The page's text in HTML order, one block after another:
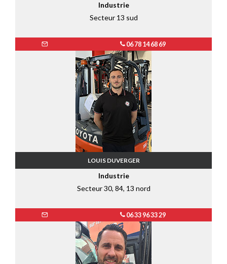
Industrie
Secteur 13 sud
06 78 14 68 69
LOUIS DUVERGER
Industrie
Secteur 30, 84, 13 nord
06 33 96 33 29